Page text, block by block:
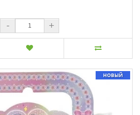
- +
НОВЫЙ